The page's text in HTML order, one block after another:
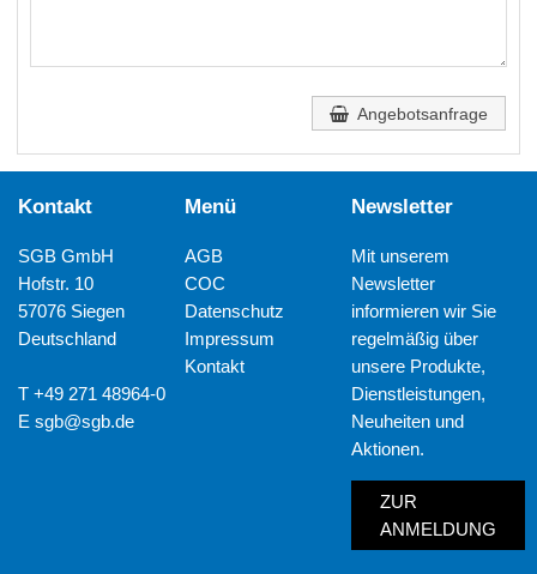
Angebotsanfrage
Kontakt
SGB GmbH
Hofstr. 10
57076 Siegen
Deutschland
T +49 271 48964-0
Esgb@sgb.de
Menü
AGB
COC
Datenschutz
Impressum
Kontakt
Newsletter
Mit unserem
Newsletter
informieren wir Sie
regelmäßig über
unsere Produkte,
Dienstleistungen,
Neuheiten und
Aktionen.
ZUR
ANMELDUNG